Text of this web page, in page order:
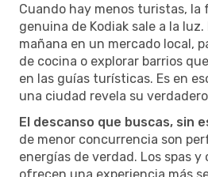
Cuando hay menos turistas, la
genuina de Kodiak sale a la
mañana en un mercado local,
de cocina o explorar barrios
en las guías turísticas. Es en
una ciudad revela su
El descanso que buscas, sin
de menor concurrencia son
energías de verdad. Los spas